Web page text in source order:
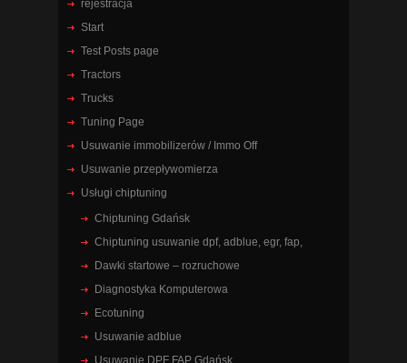
rejestracja
Start
Test Posts page
Tractors
Trucks
Tuning Page
Usuwanie immobilizerów / Immo Off
Usuwanie przepływomierza
Usługi chiptuning
Chiptuning Gdańsk
Chiptuning usuwanie dpf, adblue, egr, fap,
Dawki startowe – rozruchowe
Diagnostyka Komputerowa
Ecotuning
Usuwanie adblue
Usuwanie DPF FAP Gdańsk